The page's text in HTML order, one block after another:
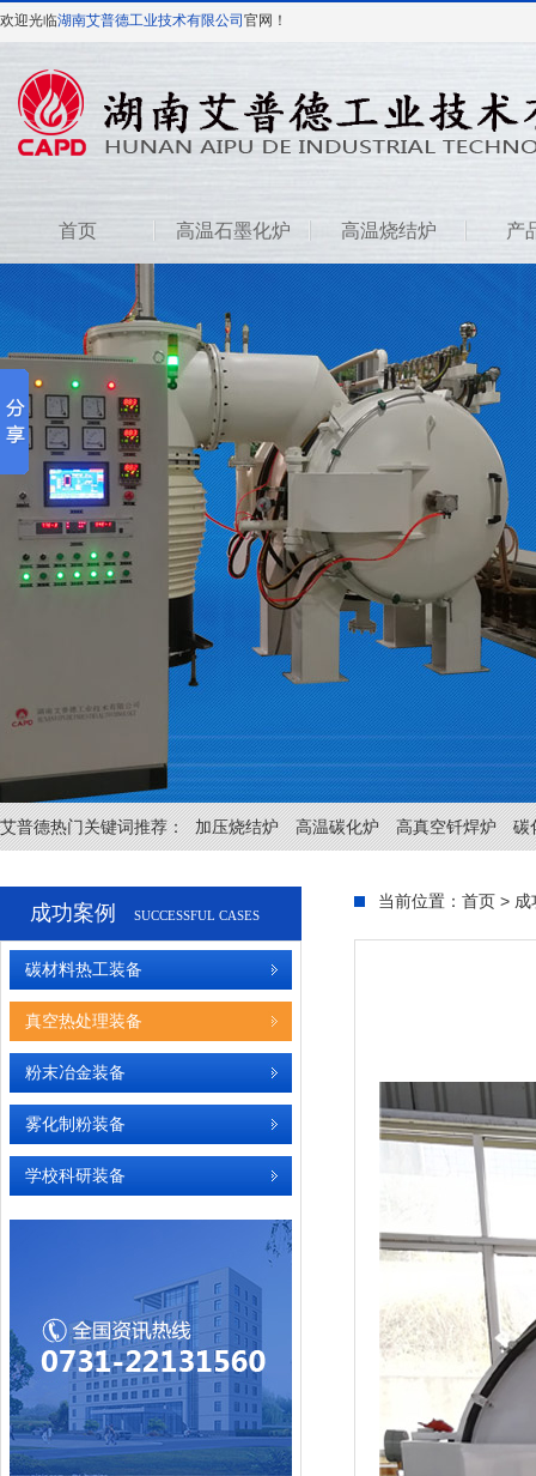
欢迎光临湖南艾普德工业技术有限公司 官网！
首页 高温石墨化炉 高温烧结炉 产
艾普德热门关键词推荐： 加压烧结炉 高温碳化炉 高真空钎焊炉 碳
成功案例 SUCCESSFUL CASES
碳材料热工装备
真空热处理装备
粉末冶金装备
雾化制粉装备
学校科研装备
当前位置： 首页 > 成